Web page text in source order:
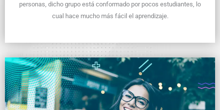
personas, dicho grupo está conformado por pocos estudiantes, lo
cual hace mucho más fácil el aprendizaje.